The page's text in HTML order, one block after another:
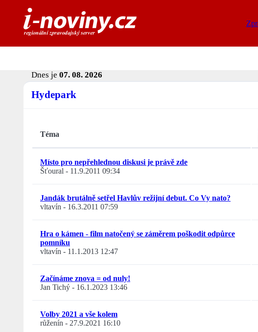
Dnes je 07. 08. 2026
Hydepark
Téma
Místo pro nepřehlednou diskusi je právě zde
Šťoural - 11.9.2011 09:34
Jandák brutálně setřel Havlův režijní debut. Co Vy nato?
vltavín - 16.3.2011 07:59
Hra o kámen - film natočený se záměrem poškodit odpůrce
pomníku
vltavín - 11.1.2013 12:47
Začínáme znova = od nuly!
Jan Tichý - 16.1.2023 13:46
Volby 2021 a vše kolem
růženín - 27.9.2021 16:10